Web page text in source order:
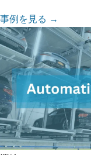
事例を見る →